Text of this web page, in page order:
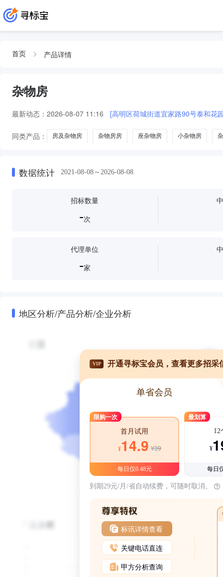
首页 产品详情
杂物房
最新动态： 2026-08-07 11:16 [高明区荷城街道宜家路90号泰和花
同类产品： 房及杂物房 杂物房房 座杂物房 小杂物房
数据统计 2021-08-08～2026-08-08
招标数量
-次
代理单位
-家
地区分析/产品分析/企业分析
VIP 开通寻标宝会员，查看更多招采
单省会员
限购一次
首月试用
¥14.9 ¥39
每日仅0.48元
最划算
12
¥
每日
到期29元/月/省自动续费，可随时取消。
标讯详情查看
关键电话直连
甲方分析查询